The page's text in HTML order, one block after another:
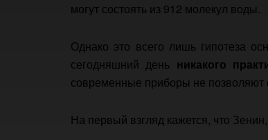
могут состоять из 912 молекул воды.
Однако это всего лишь гипотеза
сегодняшний день никакого
современные приборы не позволяют
На первый взгляд кажется, что